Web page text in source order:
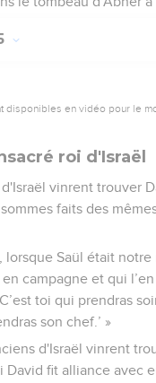
disponibles en vidéo pour le
roi d'Israël
vinrent trouver
faits des
lorsque Saül était
campagne et qui
toi qui prendras
son chef.’ »
d'Israël vinrent
David fit alliance avec